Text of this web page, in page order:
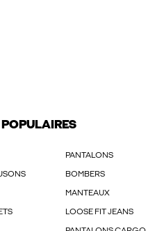
PANTALONS
BOMBERS
MANTEAUX
LOOSE FIT JEANS